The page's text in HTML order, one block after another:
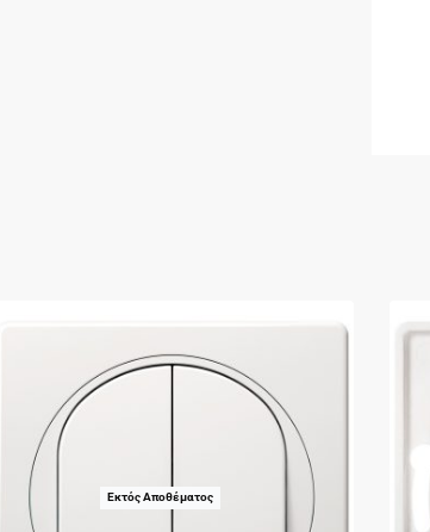
Εκτός Αποθέματος